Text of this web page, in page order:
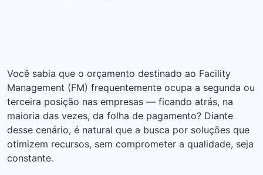
Você sabia que o orçamento destinado ao Facility
Management (FM) frequentemente ocupa a segunda ou
terceira posição nas empresas — ficando atrás, na
maioria das vezes, da folha de pagamento? Diante
desse cenário, é natural que a busca por soluções que
otimizem recursos, sem comprometer a qualidade, seja
constante.